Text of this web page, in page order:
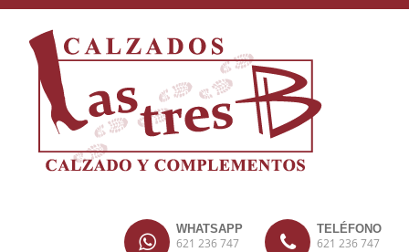
WHATSAPP
621 236 747
TELÉFONO
621 236 747